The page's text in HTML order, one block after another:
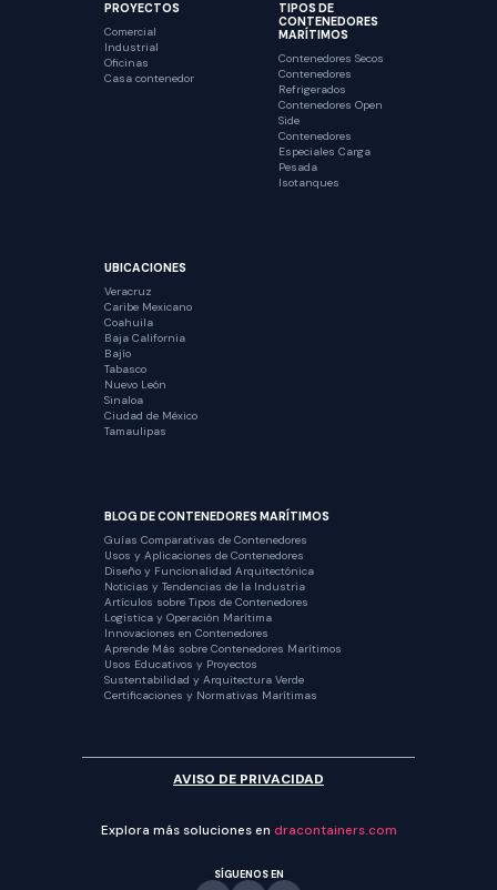
PROYECTOS
Comercial
Industrial
Oficinas
Casa contenedor
TIPOS DE
CONTENEDORES
MARÍTIMOS
Contenedores Secos
Contenedores
Refrigerados
Contenedores Open
Side
Contenedores
Especiales Carga
Pesada
Isotanques
UBICACIONES
Veracruz
Caribe Mexicano
Coahuila
Baja California
Bajío
Tabasco
Nuevo León
Sinaloa
Ciudad de México
Tamaulipas
BLOG DE CONTENEDORES MARÍTIMOS
Guías Comparativas de Contenedores
Usos y Aplicaciones de Contenedores
Diseño y Funcionalidad Arquitectónica
Noticias y Tendencias de la Industria
Artículos sobre Tipos de Contenedores
Logística y Operación Marítima
Innovaciones en Contenedores
Aprende Más sobre Contenedores Marítimos
Usos Educativos y Proyectos
Sustentabilidad y Arquitectura Verde
Certificaciones y Normativas Marítimas
AVISO DE PRIVACIDAD
Explora más soluciones en dracontainers.com
SÍGUENOS EN